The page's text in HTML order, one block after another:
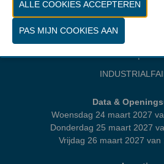
CONTACT
PROGRAMMA
MEDIA |
Data &
Woensdag 24 maart 2027
Donderdag 25 maart 2027
Vrijdag 26 maart 2027